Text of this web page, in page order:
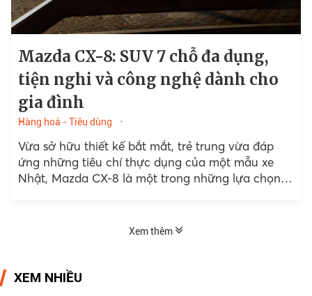
Mazda CX-8: SUV 7 chỗ đa dụng,
tiện nghi và công nghệ dành cho
gia đình
Hàng hoá - Tiêu dùng
Vừa sở hữu thiết kế bắt mắt, trẻ trung vừa đáp
ứng những tiêu chí thực dụng của một mẫu xe
Nhật, Mazda CX-8 là một trong những lựa chọn
Xem thêm
XEM NHIỀU